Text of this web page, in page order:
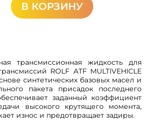
В КОРЗИНУ
трансмиссионная жидкость для
ROLF ATF MULTIVEHICLE
синтетических базовых масел и
пакета присадок последнего
заданный коэффициент
высокого крутящего момента,
износ и предотвращает задиры.